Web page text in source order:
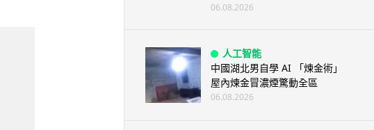
06.08.2026
人工智能
中國湖北男自學 AI 「煉金術」
屋內煉金冒濃煙驚動全區
06.08.2026